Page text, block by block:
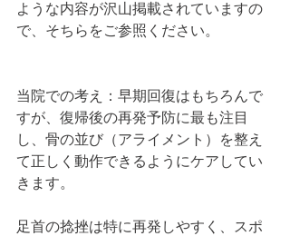
ような内容が沢山掲載されていますの
で、そちらをご参照ください。
当院での考え：早期回復はもちろんで
すが、復帰後の再発予防に最も注目
し、骨の並び（アライメント）を整え
て正しく動作できるようにケアしてい
きます。
足首の捻挫は特に再発しやすく、スポ